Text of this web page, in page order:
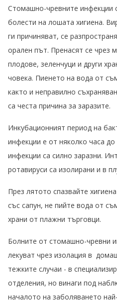
Стомашно-чревните инфекции
болести на лошата хигиена.
ги причиняват, се
орален път. Пренасят се чрез
плодове, зеленчуци и други
човека. Пиенето на вода от
както и неправилно
са честа причина за заразите.
Инкубационният период на
инфекции е от няколко часа до
инфекции са силно заразни.
ротавируси са изолирани и в
През лятото спазвайте
със сапун, не пийте вода от
храни от плажни търговци.
Болните от стомашно-чревни
лекуват чрез изолация в
тежките случаи - в
отделения, но винаги под
началото на заболяването